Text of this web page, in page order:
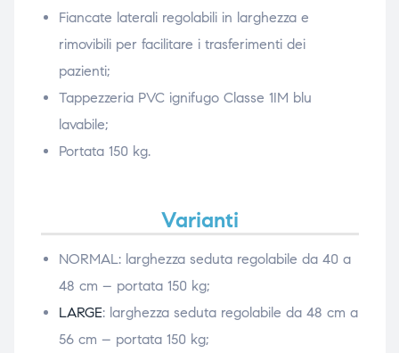
Fiancate laterali regolabili in larghezza e
rimovibili per facilitare i trasferimenti dei
pazienti;
Tappezzeria PVC ignifugo Classe 1IM blu
lavabile;
Portata 150 kg.
Varianti
NORMAL: larghezza seduta regolabile da 40 a
48 cm – portata 150 kg;
LARGE: larghezza seduta regolabile da 48 cm a
56 cm – portata 150 kg;